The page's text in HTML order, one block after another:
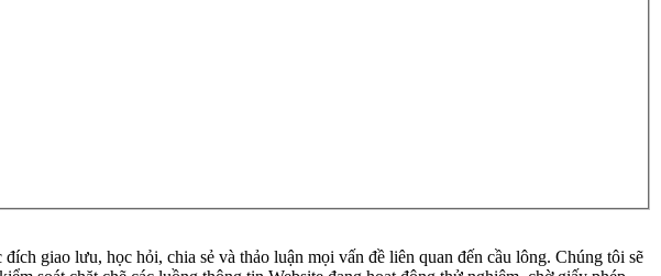
giao lưu, học hỏi, chia sẻ và thảo luận mọi vấn đề liên quan đến cầu lông. Chúng tôi sẽ